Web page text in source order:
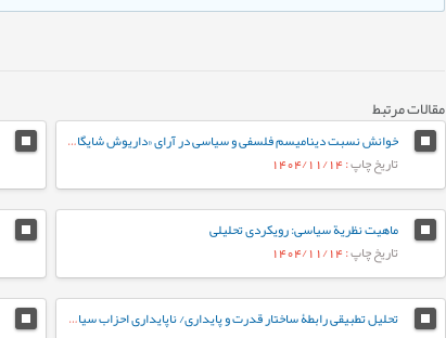
مقالات مرتبط
خوانش نسبت ديناميسم فلسفی و سیاسی در آرای «داريوش شايگان»
تاریخ چاپ: 1404/11/14
ماهیت نظریة سیاسی: رویکردی تحلیلی
تاریخ چاپ: 1404/11/14
تحلیل تطبیقی رابطۀ ساختار قدرت و پایداری/ ناپایداری احزاب سیاسی در ساختارهای اقتدارگرا، دموکراتیک و شبه¬اقتدارگرا